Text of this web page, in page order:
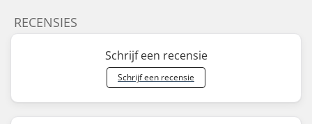
RECENSIES
Schrijf een recensie
Schrijf een recensie